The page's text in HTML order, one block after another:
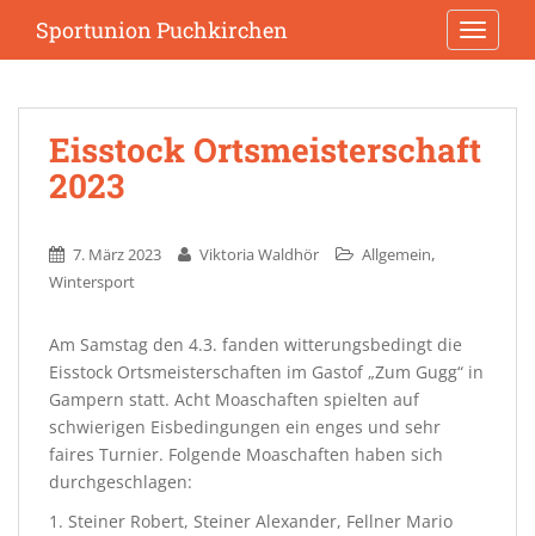
i
Sportunion Puchkirchen
Eisstock Ortsmeisterschaft
2023
7. März 2023 Viktoria Waldhör Allgemein,
Wintersport
Am Samstag den 4.3. fanden witterungsbedingt die
Eisstock Ortsmeisterschaften im Gastof „Zum Gugg“ in
Gampern statt. Acht Moaschaften spielten auf
schwierigen Eisbedingungen ein enges und sehr
faires Turnier. Folgende Moaschaften haben sich
durchgeschlagen:
1. Steiner Robert, Steiner Alexander, Fellner Mario